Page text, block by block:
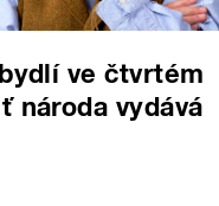
ve čtvrtém
národa vydává